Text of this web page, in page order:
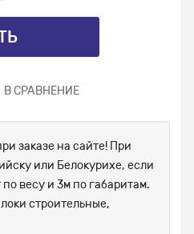
В СРАВНЕНИЕ
заказе на сайте! При
или Белокурихе, если
весу и 3м по габаритам.
строительные,